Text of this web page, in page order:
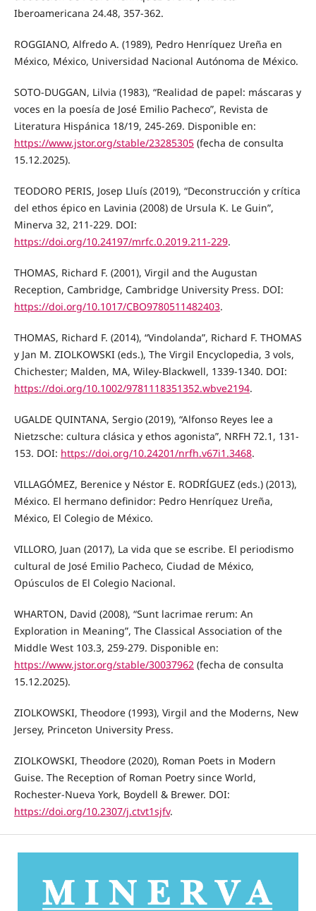
Iberoamericana 24.48, 357-362.
ROGGIANO, Alfredo A. (1989), Pedro Henríquez Ureña en
México, México, Universidad Nacional Autónoma de México.
SOTO-DUGGAN, Lilvia (1983), “Realidad de papel: máscaras y
voces en la poesía de José Emilio Pacheco”, Revista de
Literatura Hispánica 18/19, 245-269. Disponible en:
https://www.jstor.org/stable/23285305(fecha de consulta
15.12.2025).
TEODORO PERIS, Josep Lluís (2019), “Deconstrucción y crítica
del ethos épico en Lavinia (2008) de Ursula K. Le Guin”,
Minerva 32, 211-229. DOI:
https://doi.org/10.24197/mrfc.0.2019.211-229.
THOMAS, Richard F. (2001), Virgil and the Augustan
Reception, Cambridge, Cambridge University Press. DOI:
https://doi.org/10.1017/CBO9780511482403.
THOMAS, Richard F. (2014), “Vindolanda”, Richard F. THOMAS
y Jan M. ZIOLKOWSKI (eds.), The Virgil Encyclopedia, 3 vols,
Chichester; Malden, MA, Wiley-Blackwell, 1339-1340. DOI:
https://doi.org/10.1002/9781118351352.wbve2194.
UGALDE QUINTANA, Sergio (2019), “Alfonso Reyes lee a
Nietzsche: cultura clásica y ethos agonista”, NRFH 72.1, 131-
153. DOI: https://doi.org/10.24201/nrfh.v67i1.3468.
VILLAGÓMEZ, Berenice y Néstor E. RODRÍGUEZ (eds.) (2013),
México. El hermano definidor: Pedro Henríquez Ureña,
México, El Colegio de México.
VILLORO, Juan (2017), La vida que se escribe. El periodismo
cultural de José Emilio Pacheco, Ciudad de México,
Opúsculos de El Colegio Nacional.
WHARTON, David (2008), “Sunt lacrimae rerum: An
Exploration in Meaning”, The Classical Association of the
Middle West 103.3, 259-279. Disponible en:
https://www.jstor.org/stable/30037962(fecha de consulta
15.12.2025).
ZIOLKOWSKI, Theodore (1993), Virgil and the Moderns, New
Jersey, Princeton University Press.
ZIOLKOWSKI, Theodore (2020), Roman Poets in Modern
Guise. The Reception of Roman Poetry since World,
Rochester-Nueva York, Boydell & Brewer. DOI:
https://doi.org/10.2307/j.ctvt1sjfv.